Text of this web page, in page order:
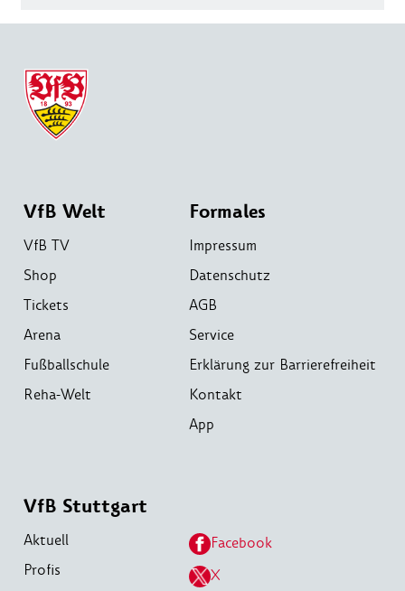
VfB Welt
VfB TV
Shop
Tickets
Arena
Fußballschule
Reha-Welt
Formales
Impressum
Datenschutz
AGB
Service
Erklärung zur Barrierefreiheit
Kontakt
App
VfB Stuttgart
Aktuell
Profis
Facebook
X